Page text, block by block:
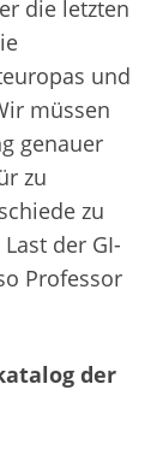
die letzten
und
müssen
genauer
zu
zu
der GI-
Professor
der